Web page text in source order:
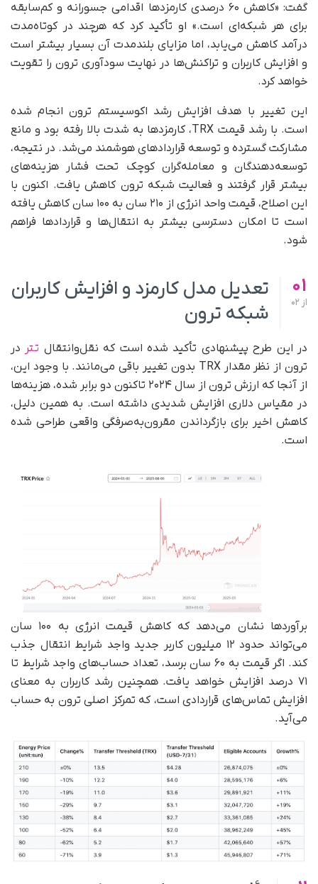
گفت: «کاهش ۶۰ درصدی کارمزدها اقدامی جسورانه و کم‌سابقه
برای هر شبکه‌ای است.» او تأکید کرد که هرچند در کوتاه‌مدت
درآمد کاهش می‌یابد، اما مزایای بلندمدت آن بسیار بیشتر است
و افزایش کاربران و تراکنش‌ها در نهایت سودآوری ترون را تقویت
خواهد کرد.
این تغییر با هدف افزایش رشد اکوسیستم ترون انجام شده
است. با رشد قیمت TRX، کارمزدها به شدت بالا رفته بود و مانع
مشارکت گسترده و توسعه قراردادهای هوشمند می‌شد. در نتیجه،
توسعه‌دهندگان و معامله‌گران کوچک تحت فشار هزینه‌های
بیشتر قرار گرفتند و فعالیت شبکه ترون کاهش یافت. اکنون با
این اصلاح، قیمت واحد انرژی از ۲۱۰ سان به ۱۰۰ سان کاهش یافته
است تا امکان دسترسی بیشتر به انتقال‌ها و قراردادها فراهم
شود.
01
از
تعدیل مدل کارمزد و افزایش کاربران
شبکه ترون
در این طرح پیشنهادی تأکید شده است که نقل‌وانتقال‌ تتر در
ترون از نظر مقدار TRX بدون تغییر باقی می‌مانند. با وجود این،
از آنجا که ارزش ترون از سال ۲۰۲۴ تاکنون دو برابر شده، هزینه‌ها
در مقیاس دلاری افزایش شدیدی داشته است. به همین دلیل،
کاهش اخیر برای بازگرداندن مقرون‌به‌صرفگی واقعی طراحی شده
است.
برآوردها نشان می‌دهد که کاهش قیمت انرژی به ۱۰۰ سان
می‌تواند حدود ۱۲ میلیون کاربر جدید واجد شرایط انتقال جذب
کند. اگر قیمت به ۶۰ سان برسد، تعداد حساب‌های واجد شرایط تا
۷۱ درصد افزایش خواهد یافت. همچنین رشد کاربران به معنای
افزایش تماس‌های قراردادی است، که تمرکز اصلی ترون به حساب
می‌آید.